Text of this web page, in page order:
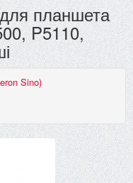
планшета
P5110,
Sino)